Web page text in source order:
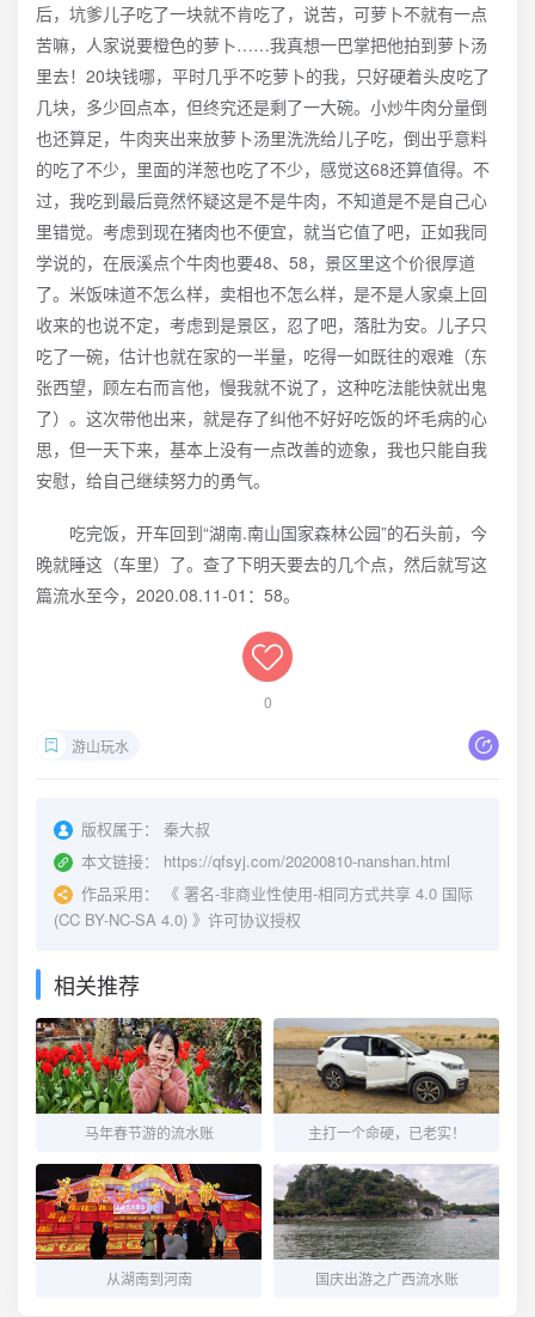
后，坑爹儿子吃了一块就不肯吃了，说苦，可萝卜不就有一点
苦嘛，人家说要橙色的萝卜……我真想一巴掌把他拍到萝卜汤
里去！20块钱哪，平时几乎不吃萝卜的我，只好硬着头皮吃了
几块，多少回点本，但终究还是剩了一大碗。小炒牛肉分量倒
也还算足，牛肉夹出来放萝卜汤里洗洗给儿子吃，倒出乎意料
的吃了不少，里面的洋葱也吃了不少，感觉这68还算值得。不
过，我吃到最后竟然怀疑这是不是牛肉，不知道是不是自己心
里错觉。考虑到现在猪肉也不便宜，就当它值了吧，正如我同
学说的，在辰溪点个牛肉也要48、58，景区里这个价很厚道
了。米饭味道不怎么样，卖相也不怎么样，是不是人家桌上回
收来的也说不定，考虑到是景区，忍了吧，落肚为安。儿子只
吃了一碗，估计也就在家的一半量，吃得一如既往的艰难（东
张西望，顾左右而言他，慢我就不说了，这种吃法能快就出鬼
了）。这次带他出来，就是存了纠他不好好吃饭的坏毛病的心
思，但一天下来，基本上没有一点改善的迹象，我也只能自我
安慰，给自己继续努力的勇气。
吃完饭，开车回到“湖南.南山国家森林公园”的石头前，今
晚就睡这（车里）了。查了下明天要去的几个点，然后就写这
篇流水至今，2020.08.11-01：58。
0
游山玩水
版权属于：
秦大叔
本文链接：
https://qfsyj.com/20200810-nanshan.html
作品采用：
《 署名-非商业性使用-相同方式共享 4.0 国际
(CC BY-NC-SA 4.0) 》许可协议授权
相关推荐
马年春节游的流水账 主打一个命硬，已老实！
从湖南到河南 国庆出游之广西流水账